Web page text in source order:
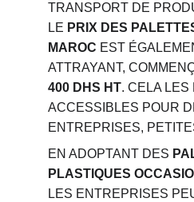
TRANSPORT DE
LE PRIX DES
MAROC EST
ATTRAYANT,
400 DHS HT. CELA LES
ACCESSIBLES POUR
ENTREPRISES,
EN ADOPTANT DES
PLASTIQUES
LES ENTREPRISES